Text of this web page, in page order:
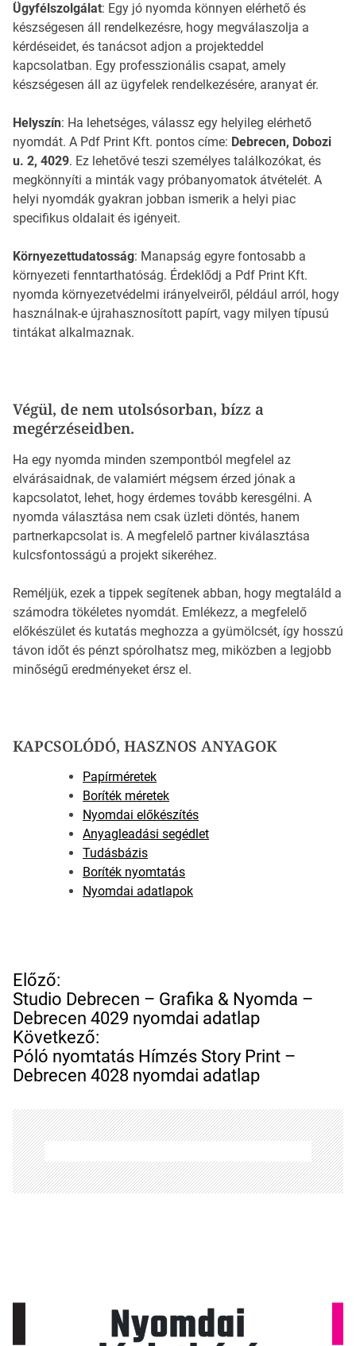
Ügyfélszolgálat: Egy jó nyomda könnyen elérhető és
készségesen áll rendelkezésre, hogy megválaszolja a
kérdéseidet, és tanácsot adjon a projekteddel
kapcsolatban. Egy professzionális csapat, amely
készségesen áll az ügyfelek rendelkezésére, aranyat ér.
Helyszín: Ha lehetséges, válassz egy helyileg elérhető
nyomdát. A Pdf Print Kft. pontos címe: Debrecen, Dobozi
u. 2, 4029. Ez lehetővé teszi személyes találkozókat, és
megkönnyíti a minták vagy próbanyomatok átvételét. A
helyi nyomdák gyakran jobban ismerik a helyi piac
specifikus oldalait és igényeit.
Környezettudatosság: Manapság egyre fontosabb a
környezeti fenntarthatóság. Érdeklődj a Pdf Print Kft.
nyomda környezetvédelmi irányelveiről, például arról, hogy
használnak-e újrahasznosított papírt, vagy milyen típusú
tintákat alkalmaznak.
Végül, de nem utolsósorban, bízz a
megérzéseidben.
Ha egy nyomda minden szempontból megfelel az
elvárásaidnak, de valamiért mégsem érzed jónak a
kapcsolatot, lehet, hogy érdemes tovább keresgélni. A
nyomda választása nem csak üzleti döntés, hanem
partnerkapcsolat is. A megfelelő partner kiválasztása
kulcsfontosságú a projekt sikeréhez.
Reméljük, ezek a tippek segítenek abban, hogy megtaláld a
számodra tökéletes nyomdát. Emlékezz, a megfelelő
előkészület és kutatás meghozza a gyümölcsét, így hosszú
távon időt és pénzt spórolhatsz meg, miközben a legjobb
minőségű eredményeket érsz el.
KAPCSOLÓDÓ, HASZNOS ANYAGOK
Papírméretek
Boríték méretek
Nyomdai előkészítés
Anyagleadási segédlet
Tudásbázis
Boríték nyomtatás
Nyomdai adatlapok
B
e
j
e
g
y
z
é
s
n
a
v
ó
Előző:
Studio Debrecen – Grafika & Nyomda –
Debrecen 4029 nyomdai adatlap
Következő:
Póló nyomtatás Hímzés Story Print –
Debrecen 4028 nyomdai adatlap